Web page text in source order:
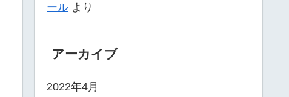
ール より
アーカイブ
2022年4月